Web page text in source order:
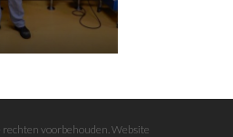
voorbehouden. Website